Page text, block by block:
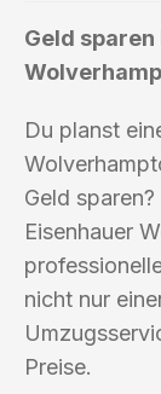
Geld sparen
Du planst
Geld
Eisenhauer
nicht nur
Preise.